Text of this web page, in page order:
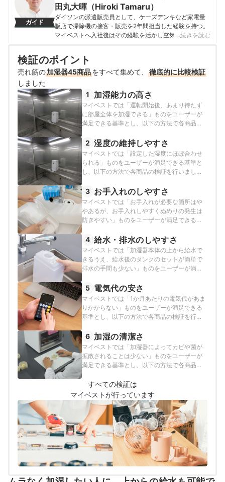
ガイド
田丸大暉（Hiroki Tamaru）
ダイソンの派遣販売員として、ケーズデンキなど家電量
販店で掃除機の接客・販売を2年間担当した経験を持つ。
マイベストへ入社後はその経験を活かし空気清浄機・除
家電・空調家電や掃除機をはじめ白物家電全般を専門に
ガイドを担当し、日立やシャープ、パナソニックなどの
総合家電メーカーから、ダイニチ工業・Sharkなどの専門
毎日使う家電製品だからこそ、本当によい商品を誰もが
簡単に選べるように、性能はもちろん省エネ性能やお手
入れのしやすさまでひとつひとつ丁寧に確認しながらコ
ンテンツ制作を行う。
田丸大暉（Hiroki Tamaru）のプロフィール
…続きを読む
検証のポイント
売れ筋の加湿器45商品をすべて集めて、
徹底的に比較検証
しました
1
加湿能力の高さ
マイベストでは「運転開始後、あまり待たず
に部屋全体を加湿できる」ものをユーザーが
満足できる基準とし、以下の方法で各商品の
2 湿度の維持しやすさ
マイベストでは「設定した湿度にほぼ合わせ
られる」ものをユーザーが満足できる基準と
し、以下の方法で各商品の検証を行いまし
3 お手入れのしやすさ
マイベストでは「お手入れが必要な箇所はや
やあるが、お手入れしやすくぬめりの発生は
防ぎやすい」ものをユーザーが満足できる基
した。
4 給水・排水のしやすさ
マイベストでは「加湿器本体の上から給水で
きるうえ、給水後のタンクのセットが簡単で
排水の手間も少ない」ものをユーザーが満足
を行いました。
5 電気代の安さ
マイベストでは「1か月あたりの電気代があま
りかからない」ものをユーザーが満足できる
基準とし、以下の方法で各商品の検証を行い
6 加湿の清潔さ
マイベストでは「加湿器によってカビや菌が
拡散されることは少ない」ものをユーザーが
満足できる基準とし、以下の方法で各商品の
すべての検証は
マイベストが行っています